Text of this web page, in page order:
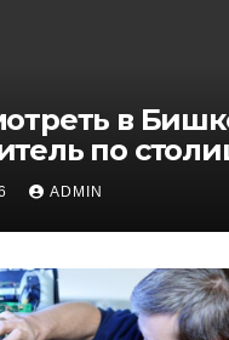
в
по
ADMIN